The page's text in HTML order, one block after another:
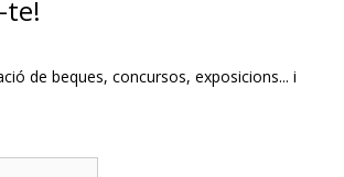
te!
de beques, concursos, exposicions... i